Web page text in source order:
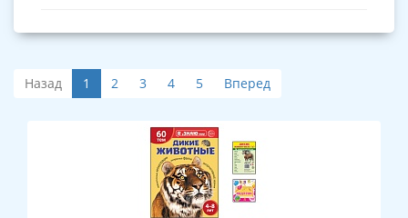
Назад 1 2 3 4 5 Вперед